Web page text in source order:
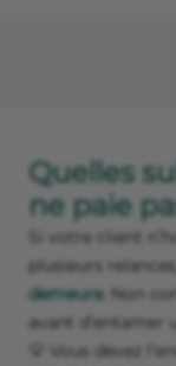
Quelles
ne paie
Si votre client
plusieurs
demeure. Non
avant d’entamer
💡 Vous devez